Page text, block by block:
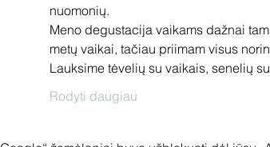
nuomonių.
Meno degustacija vaikams dažnai
metų vaikai, tačiau priimam visus
Lauksime tėvelių su vaikais, senelių
Rodyti daugiau